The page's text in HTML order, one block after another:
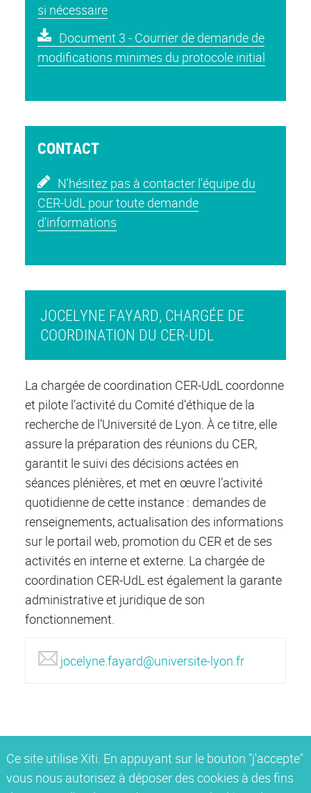
Ce site utilise Xiti. En appuyant sur le bouton "j'accepte"
vous nous autorisez à déposer des cookies à des fins
si nécessaire
Document 3 - Courrier de demande de
modifications minimes du protocole initial
CONTACT
N'hésitez pas à contacter l'équipe du
CER-UdL pour toute demande
d'informations
JOCELYNE FAYARD, CHARGÉE DE
COORDINATION DU CER-UDL
La chargée de coordination CER-UdL coordonne
et pilote l’activité du Comité d’éthique de la
recherche de l’Université de Lyon. À ce titre, elle
assure la préparation des réunions du CER,
garantit le suivi des décisions actées en
séances plénières, et met en œuvre l’activité
quotidienne de cette instance : demandes de
renseignements, actualisation des informations
sur le portail web, promotion du CER et de ses
activités en interne et externe. La chargée de
coordination CER-UdL est également la garante
administrative et juridique de son
fonctionnement.
jocelyne.fayard@universite-lyon.fr